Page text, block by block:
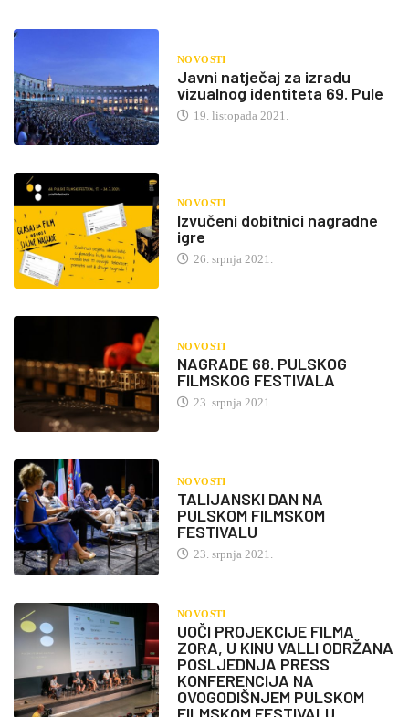
NOVOSTI
Javni natječaj za izradu
vizualnog identiteta 69. Pule
19. listopada 2021.
NOVOSTI
Izvučeni dobitnici nagradne
igre
26. srpnja 2021.
NOVOSTI
NAGRADE 68. PULSKOG
FILMSKOG FESTIVALA
23. srpnja 2021.
NOVOSTI
TALIJANSKI DAN NA
PULSKOM FILMSKOM
FESTIVALU
23. srpnja 2021.
NOVOSTI
UOČI PROJEKCIJE FILMA
ZORA, U KINU VALLI ODRŽANA
POSLJEDNJA PRESS
KONFERENCIJA NA
OVOGODIŠNJEM PULSKOM